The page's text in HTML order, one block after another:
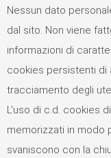
Nessun dato
dal sito. Non viene
informazioni di
cookies persistenti di
tracciamento degli
L'uso di c.d. cookies
memorizzati in modo
svaniscono con la